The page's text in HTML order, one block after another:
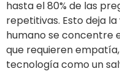
hasta el 80% de las
repetitivas. Esto deja
humano se concentre
que requieren
tecnología como un